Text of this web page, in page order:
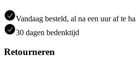
Vandaag besteld, al na een uur af te
30 dagen bedenktijd
Retourneren